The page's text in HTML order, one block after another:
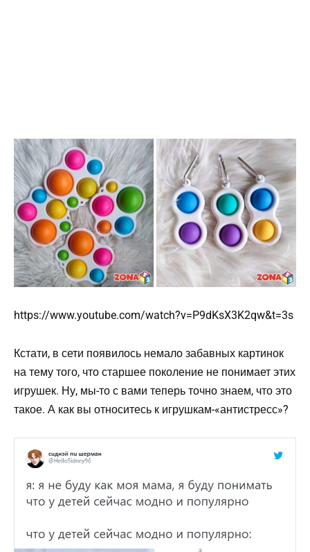
https://www.youtube.com/watch?v=P9dKsX3K2qw&t=3s
Кстати, в сети появилось немало забавных картинок
на тему того, что старшее поколение не понимает этих
игрушек. Ну, мы-то с вами теперь точно знаем, что это
такое. А как вы относитесь к игрушкам-«антистресс»?